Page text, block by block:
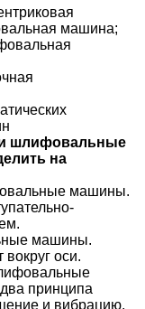
машина;
шлифовальные
на
машины.
машины.
оси.
принципа
и вибрацию.